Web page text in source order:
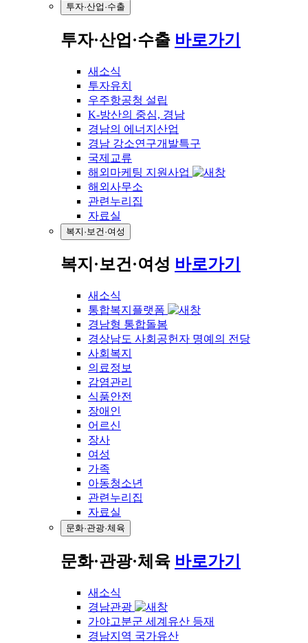
투자·산업·수출
투자·산업·수출 바로가기
새소식
투자유치
우주항공청 설립
K-방산의 중심, 경남
경남의 에너지산업
경남 강소연구개발특구
국제교류
해외마케팅 지원사업
해외사무소
관련누리집
자료실
복지·보건·여성
복지·보건·여성 바로가기
새소식
통합복지플랫폼
경남형 통합돌봄
경상남도 사회공헌자 명예의 전당
사회복지
의료정보
감염관리
식품안전
장애인
어르신
장사
여성
가족
아동청소년
관련누리집
자료실
문화·관광·체육
문화·관광·체육 바로가기
새소식
경남관광
가야고분군 세계유산 등재
경남지역 국가유산